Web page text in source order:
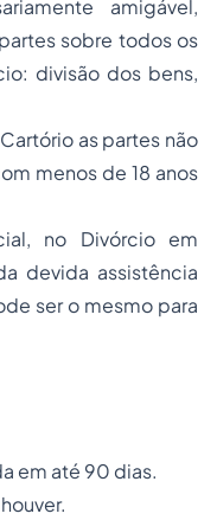
amigável,
sobre todos os
divisão dos bens,
as partes não
menos de 18 anos
no Divórcio em
devida assistência
ser o mesmo para
em até 90 dias.